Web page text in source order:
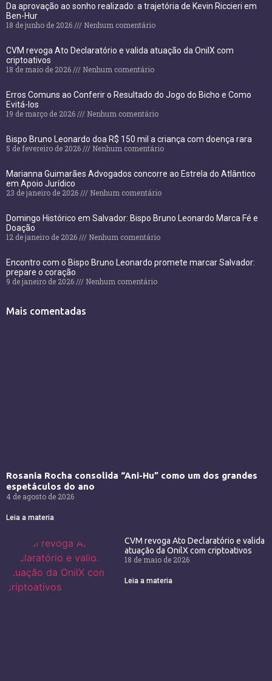
Da aprovação ao sonho realizado: a trajetória de Kevin Riccieri em
Ben-Hur
18 de junho de 2026
Nenhum comentário
CVM revoga Ato Declaratório e valida atuação da OnilX com
criptoativos
18 de maio de 2026
Nenhum comentário
Erros Comuns ao Conferir o Resultado do Jogo do Bicho e Como
Evitá-los
19 de março de 2026
Nenhum comentário
Bispo Bruno Leonardo doa R$ 150 mil a criança com doença rara
5 de fevereiro de 2026
Nenhum comentário
Marianna Guimarães Advogados concorre ao Estrela do Atlântico
em Apoio Jurídico
23 de janeiro de 2026
Nenhum comentário
Domingo Histórico em Salvador: Bispo Bruno Leonardo Marca Fé e
Doação
12 de janeiro de 2026
Nenhum comentário
Encontro com o Bispo Bruno Leonardo promete marcar Salvador:
prepare o coração
9 de janeiro de 2026
Nenhum comentário
Mais comentadas
Rosania Rocha consolida “Ani-Hu” como um dos grandes
espetáculos do ano
4 de agosto de 2026
Leia a materia
CVM revoga Ato Declaratório e valida
atuação da OnilX com criptoativos
18 de maio de 2026
Leia a materia